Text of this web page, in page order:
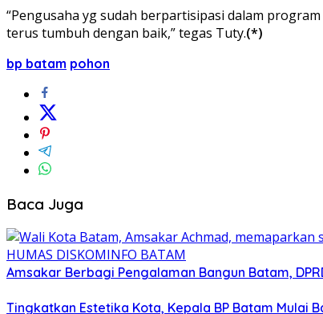
“Pengusaha yg sudah berpartisipasi dalam
terus tumbuh dengan baik,” tegas Tuty.(*)
bp batam pohon
Baca Juga
Amsakar Berbagi Pengalaman Bangun Batam,
Tingkatkan Estetika Kota, Kepala BP Batam Mulai